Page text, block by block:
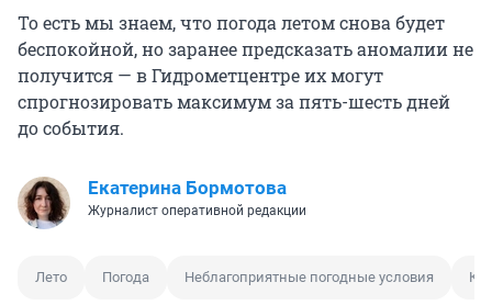
То есть мы знаем, что погода летом снова будет
беспокойной, но заранее предсказать аномалии не
получится — в Гидрометцентре их могут
спрогнозировать максимум за пять-шесть дней
до события.
Екатерина Бормотова
Журналист оперативной редакции
Лето Погода Неблагоприятные погодные условия